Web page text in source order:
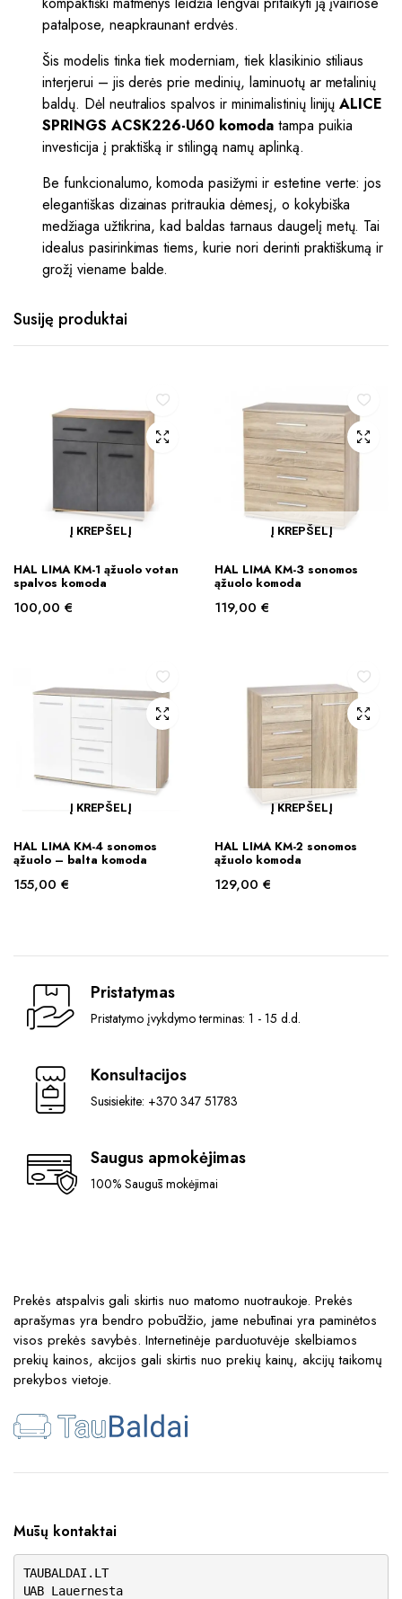
patalpose, neapkraunant erdvės.
Šis modelis tinka tiek moderniam, tiek klasikinio stiliaus
interjerui – jis derės prie medinių, laminuotų ar metalinių
baldų. Dėl neutralios spalvos ir minimalistinių linijųALICE
SPRINGS ACSK226-U60 komoda tampa puikia
investicija į praktišką ir stilingą namų aplinką.
Be funkcionalumo, komoda pasižymi ir estetine verte: jos
elegantiškas dizainas pritraukia dėmesį, o kokybiška
medžiaga užtikrina, kad baldas tarnaus daugelį metų. Tai
idealus pasirinkimas tiems, kurie nori derinti praktiškumą ir
grožį viename balde.
Susiję produktai
Į KREPŠELĮ
HAL LIMA KM-1 ąžuolo votan
spalvos komoda
100,00 €
Į KREPŠELĮ
HAL LIMA KM-3 sonomos
ąžuolo komoda
119,00 €
Į KREPŠELĮ
HAL LIMA KM-4 sonomos
ąžuolo – balta komoda
155,00 €
Į KREPŠELĮ
HAL LIMA KM-2 sonomos
ąžuolo komoda
129,00 €
Pristatymas
Pristatymo įvykdymo terminas: 1 - 15 d.d.
Konsultacijos
Susisiekite: +370 347 51783
Saugus apmokėjimas
100% Saugūs mokėjimai
Prekės atspalvis gali skirtis nuo matomo nuotraukoje. Prekės
aprašymas yra bendro pobūdžio, jame nebūtinai yra paminėtos
visos prekės savybės. Internetinėje parduotuvėje skelbiamos
prekių kainos, akcijos gali skirtis nuo prekių kainų, akcijų taikomų
prekybos vietoje.
Mūsų kontaktai
TAUBALDAI.LT
UAB Lauernesta